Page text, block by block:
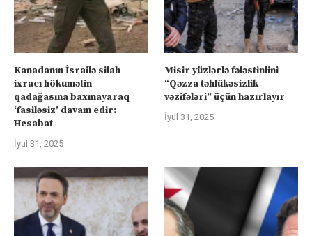
Kanadanın İsrailə silah
ixracı hökumətin
qadağasına baxmayaraq
‘fasiləsiz’ davam edir:
Hesabat
İyul 31, 2025
Misir yüzlərlə fələstinlini
“Qəzza təhlükəsizlik
vəzifələri” üçün hazırlayır
İyul 31, 2025